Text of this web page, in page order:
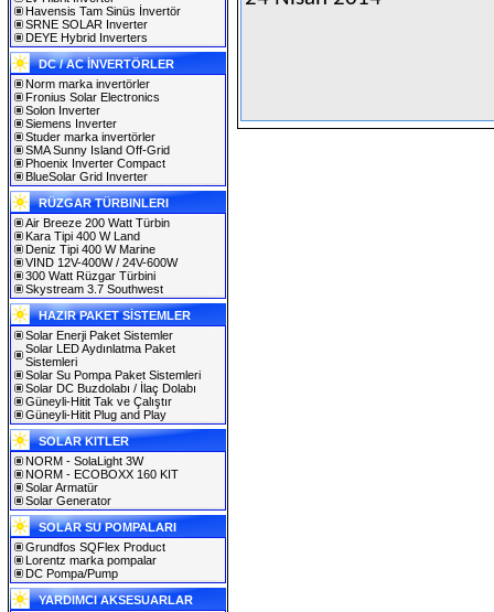
Havensis Tam Sinüs İnvertör
SRNE SOLAR Inverter
DEYE Hybrid Inverters
DC / AC İNVERTÖRLER
Norm marka invertörler
Fronius Solar Electronics
Solon Inverter
Siemens Inverter
Studer marka invertörler
SMA Sunny Island Off-Grid
Phoenix Inverter Compact
BlueSolar Grid Inverter
RÜZGAR TÜRBINLERI
Air Breeze 200 Watt Türbin
Kara Tipi 400 W Land
Deniz Tipi 400 W Marine
VIND 12V-400W / 24V-600W
300 Watt Rüzgar Türbini
Skystream 3.7 Southwest
HAZIR PAKET SİSTEMLER
Solar Enerji Paket Sistemler
Solar LED Aydınlatma Paket
Sistemleri
Solar Su Pompa Paket Sistemleri
Solar DC Buzdolabı / İlaç Dolabı
Güneyli-Hitit Tak ve Çalıştır
Güneyli-Hitit Plug and Play
SOLAR KITLER
NORM - SolaLight 3W
NORM - ECOBOXX 160 KIT
Solar Armatür
Solar Generator
SOLAR SU POMPALARI
Grundfos SQFlex Product
Lorentz marka pompalar
DC Pompa/Pump
YARDIMCI AKSESUARLAR